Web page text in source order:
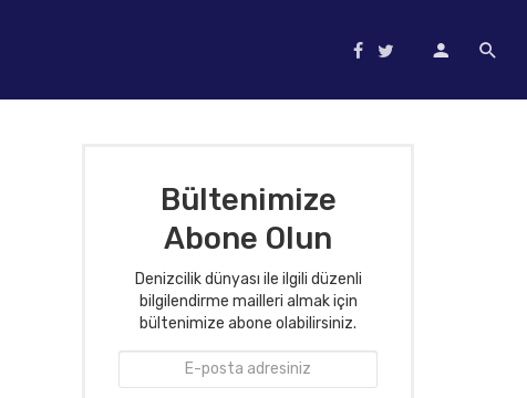
Bültenimize
Abone Olun
Denizcilik dünyası ile ilgili düzenli
bilgilendirme mailleri almak için
bültenimize abone olabilirsiniz.